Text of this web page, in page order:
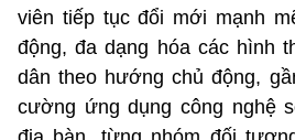
viên tiếp tục đổi mới mạnh
động, đa dạng hóa các hình
dân theo hướng chủ động,
cường ứng dụng công nghệ